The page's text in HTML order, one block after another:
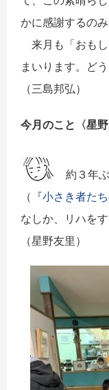
かに感謝するのみ
来月も「おも
まいります。ど
（三島邦弘）
今月のこと〈星
約３年
（ 『小さき者た
なしか、リハを
（星野友里）